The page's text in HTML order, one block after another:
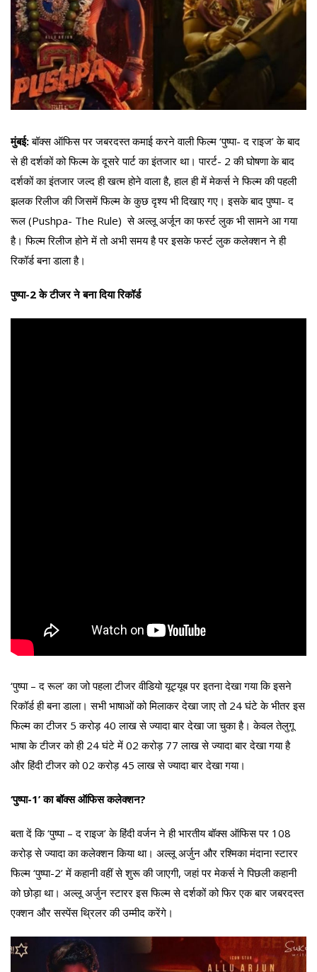
मुंबई:बॉक्स ऑफिस पर जबरदस्त कमाई करने वाली फिल्म ‘पुष्पा- द राइज’ के बाद
से ही दर्शकों को फिल्म के दूसरे पार्ट का इंतजार था। पारर्ट- 2 की घोषणा के बाद
दर्शकों का इंतजार जल्द ही खत्म होने वाला है, हाल ही में मेकर्स ने फिल्म की पहली
झलक रिलीज की जिसमें फिल्म के कुछ दृश्य भी दिखाए गए। इसके बाद पुष्पा- द
रूल (Pushpa- The Rule) से अल्लू अर्जून का फर्स्ट लुक भी सामने आ गया
है। फिल्म रिलीज होने में तो अभी समय है पर इसके फर्स्ट लुक कलेक्शन ने ही
रिकॉर्ड बना डाला है।
पुष्पा-2 के टीजर ने बना दिया रिकॉर्ड
‘पुष्पा – द रूल’ का जो पहला टीजर वीडियो यूट्यूब पर इतना देखा गया कि इसने
रिकॉर्ड ही बना डाला। सभी भाषाओं को मिलाकर देखा जाए तो 24 घंटे के भीतर इस
फिल्म का टीजर 5 करोड़ 40 लाख से ज्यादा बार देखा जा चुका है। केवल तेलुगू
भाषा के टीजर को ही 24 घंटे में 02 करोड़ 77 लाख से ज्यादा बार देखा गया है
और हिंदी टीजर को 02 करोड़ 45 लाख से ज्यादा बार देखा गया।
‘पुष्पा-1’ का बॉक्स ऑफिस कलेक्शन?
बता दें कि ‘पुष्पा – द राइज’ के हिंदी वर्जन ने ही भारतीय बॉक्स ऑफिस पर 108
करोड़ से ज्यादा का कलेक्शन किया था। अल्लू अर्जुन और रश्मिका मंदाना स्टारर
फिल्म ‘पुष्पा-2’ में कहानी वहीं से शुरू की जाएगी, जहां पर मेकर्स ने पिछली कहानी
को छोड़ा था। अल्लू अर्जुन स्टारर इस फिल्म से दर्शकों को फिर एक बार जबरदस्त
एक्शन और सस्पेंस थ्रिलर की उम्मीद करेंगे।